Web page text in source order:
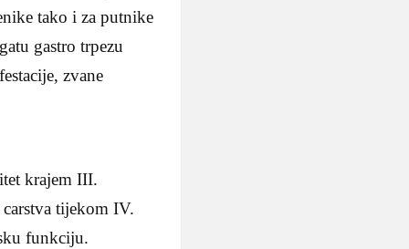
tako i za putnike
gastro trpezu
zvane
krajem III.
tijekom IV.
funkciju.